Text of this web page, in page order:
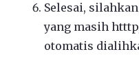
Selesai,
yang masih
otomatis